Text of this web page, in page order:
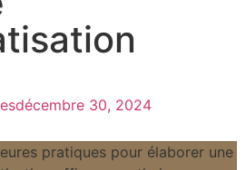
décembre 30, 2024